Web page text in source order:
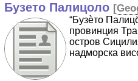
Бузето Палицоло [
“Бузѐто
провинция
остров
надморска